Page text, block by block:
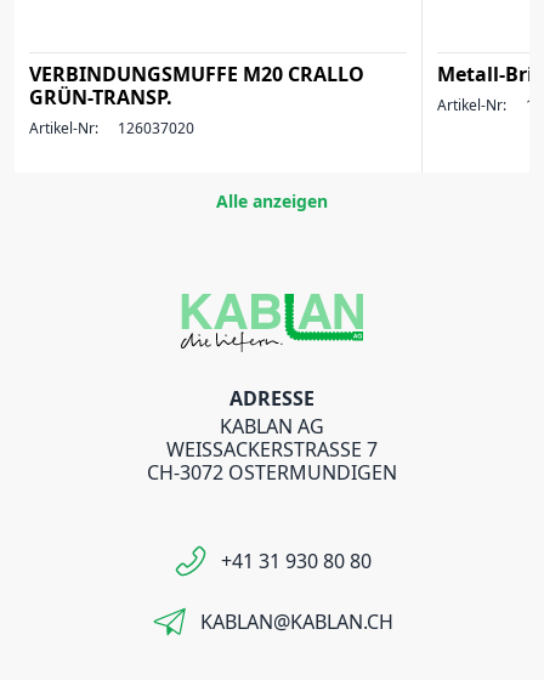
VERBINDUNGSMUFFE M20 CRALLO
GRÜN-TRANSP.
Artikel-Nr: 126037020
Metall-
Artikel-Nr:
Alle anzeigen
ADRESSE
KABLAN AG
WEISSACKERSTRASSE 7
CH-3072 OSTERMUNDIGEN
+41 31 930 80 80
KABLAN@KABLAN.CH